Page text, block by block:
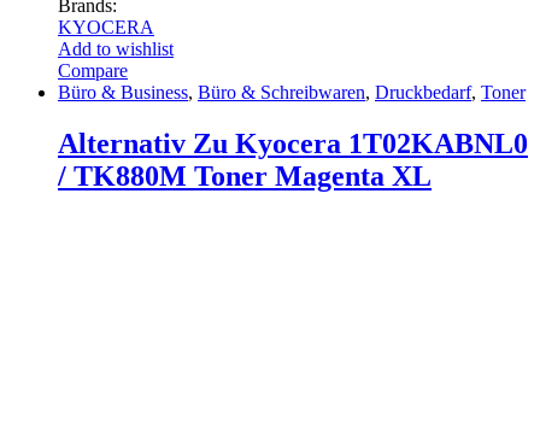
Brands:
KYOCERA
Add to wishlist
Compare
Büro & Business, Büro & Schreibwaren, Druckbedarf, Toner
Alternativ Zu Kyocera 1T02KABNL0
/ TK880M Toner Magenta XL